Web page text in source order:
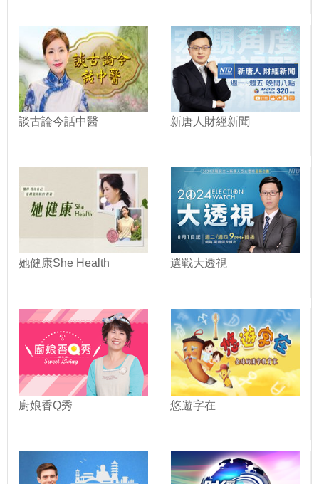
談古論今話中醫 新唐人財經新聞
她健康She Health 選戰大透視
廚娘香Q秀 悠遊字在